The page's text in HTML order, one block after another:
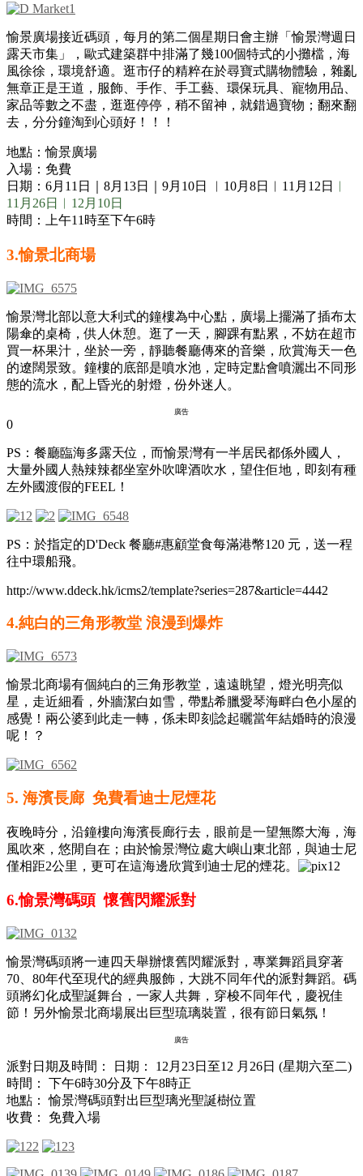
愉景廣場接近碼頭，每月的第二個星期日會主辦「愉景灣週日
露天市集」，歐式建築群中排滿了幾100個特式的小攤檔，海
風徐徐，環境舒適。逛市仔的精粹在於尋寶式購物體驗，雜亂
無章正是王道，服飾、手作、手工藝、環保玩具、寵物用品、
家品等數之不盡，逛逛停停，稍不留神，就錯過寶物；翻來翻
去，分分鐘淘到心頭好！！！
地點：愉景廣場
入場：免費
日期：6月11日｜8月13日｜9月10日 ︳10月8日︱11月12日
︱
11月26日︱12月10日
時間：上午11時至下午6時
3.愉景北商場
愉景灣北部以意大利式的鐘樓為中心點，廣場上擺滿了插布太
陽傘的桌椅，供人休憩。逛了一天，腳踝有點累，不妨在超市
買一杯果汁，坐於一旁，靜聽餐廳傳來的音樂，欣賞海天一色
的遼闊景致。鐘樓的底部是噴水池，定時定點會噴灑出不同形
態的流水，配上昏光的射燈，份外迷人。
廣告
0
PS：餐廳臨海多露天位，而愉景灣有一半居民都係外國人，
大量外國人熱辣辣都坐室外吹啤酒吹水，望住佢地，即刻有種
左外國渡假的FEEL！
PS：於指定的D'Deck 餐廳#惠顧堂食每滿港幣120 元，送一程
往中環船飛。
http://www.ddeck.hk/icms2/template?series=287&article=4442
4.純白的三角形教堂 浪漫到爆炸
愉景北商場有個純白的三角形教堂，遠遠眺望，燈光明亮似
星，走近細看，外牆潔白如雪，帶點希臘愛琴海畔白色小屋的
感覺！兩公婆到此走一轉，係未即刻諗起曬當年結婚時的浪漫
呢！？
5. 海濱長廊 免費看迪士尼煙花
夜晚時分，沿鐘樓向海濱長廊行去，眼前是一望無際大海，海
風吹來，悠閒自在；由於愉景灣位處大嶼山東北部，與迪士尼
僅相距2公里，更可在這海邊欣賞到迪士尼的煙花。
6.愉景灣碼頭 懷舊閃耀派對
愉景灣碼頭將一連四天舉辦懷舊閃耀派對，專業舞蹈員穿著
70、80年代至現代的經典服飾，大跳不同年代的派對舞蹈。碼
頭將幻化成聖誕舞台，一家人共舞，穿梭不同年代，慶祝佳
節！另外愉景北商場展出巨型琉璃裝置，很有節日氣氛！
廣告
派對日期及時間： 日期： 12月23日至12 月26日 (星期六至二)
時間： 下午6時30分及下午8時正
地點： 愉景灣碼頭對出巨型璃光聖誕樹位置
收費： 免費入場